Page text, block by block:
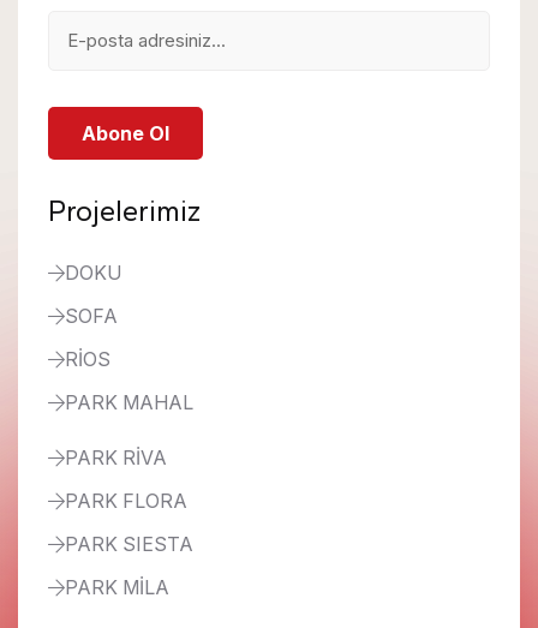
Abone Ol
Projelerimiz
DOKU
SOFA
RİOS
PARK MAHAL
PARK RİVA
PARK FLORA
PARK SIESTA
PARK MİLA